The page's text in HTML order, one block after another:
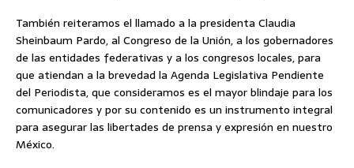
También reiteramos el llamado a la presidenta Claudia
Sheinbaum Pardo, al Congreso de la Unión, a los gobernadores
de las entidades federativas y a los congresos locales, para
que atiendan a la brevedad la Agenda Legislativa Pendiente
del Periodista, que consideramos es el mayor blindaje para los
comunicadores y por su contenido es un instrumento integral
para asegurar las libertades de prensa y expresión en nuestro
México.